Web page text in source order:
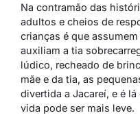
Na contramão das
adultos e cheios de
crianças é que
auxiliam a tia
lúdico, recheado de
mãe e da tia, as
divertida a Jacareí, e é
vida pode ser mais leve.